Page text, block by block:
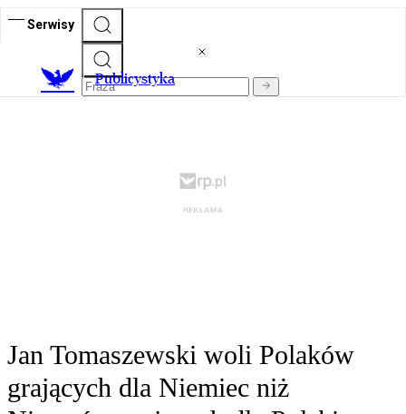
Serwisy
Publicystyka
Jan Tomaszewski woli Polaków
grających dla Niemiec niż